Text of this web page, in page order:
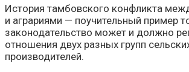
История тамбовского конфликта
и аграриями — поучительный пример
законодательство может и должно
отношения двух разных групп
производителей.